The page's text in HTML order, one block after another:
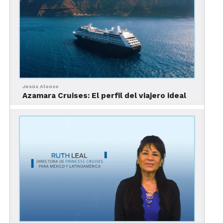
europeas traerían viajeros del Viejo Continente, lo
que permitirá que la isla no siga dependiendo del
turista estadounidense, mercado que, por cierto,
actualmente representa prácticamente el 80% de
los turistas internacionales que visitan la Cozumel.
Cabe destacar que la importancia de que los
viajeros pernocten en la isla es la derrama, pues
un cruceristas gasta en promedio 50 dólares,
Jesús Alonso
Azamara Cruises: El perfil del viajero ideal